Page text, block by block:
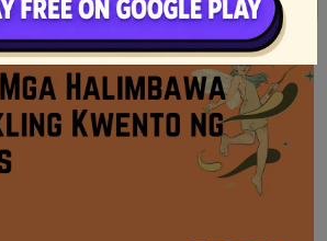
Kahulugan ng Epiko